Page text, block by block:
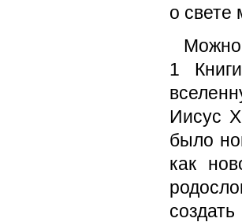
о свете
Можно
1
Иисус
было
как